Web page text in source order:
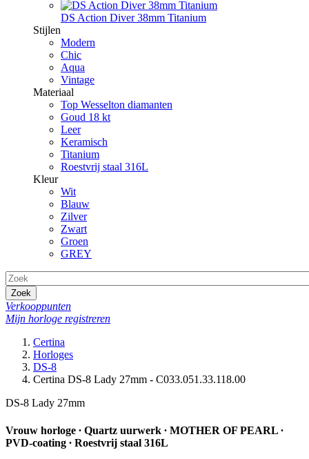
DS Action Diver 38mm Titanium
Stijlen
Modern
Chic
Aqua
Vintage
Materiaal
Top Wesselton diamanten
Goud 18 kt
Leer
Keramisch
Titanium
Roestvrij staal 316L
Kleur
Wit
Blauw
Zilver
Zwart
Groen
GREY
Zoek
Verkooppunten
Mijn horloge registreren
Certina
Horloges
DS-8
Certina DS-8 Lady 27mm - C033.051.33.118.00
DS-8 Lady 27mm
Vrouw horloge ∙ Quartz uurwerk ∙ MOTHER OF PEARL ∙
PVD-coating ∙ Roestvrij staal 316L